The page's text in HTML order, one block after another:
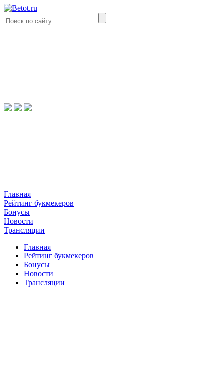
Главная
Рейтинг букмекеров
Бонусы
Новости
Трансляции
Главная
Рейтинг букмекеров
Бонусы
Новости
Трансляции